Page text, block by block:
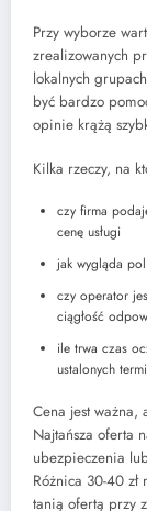
Przy wyborze
zrealizowanych
lokalnych
być bardzo
opinie krążą
Kilka rzeczy, na
czy firma
cenę usługi
jak wygląda
czy operator
ciągłość
ile trwa czas
ustalonych
Cena jest
Najtańsza oferta
ubezpieczenia
Różnica 30-40
tanią ofertą przy